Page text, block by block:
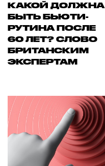
КАКОЙ ДОЛЖНА
БЫТЬ БЬЮТИ-
РУТИНА ПОСЛЕ
60 ЛЕТ? СЛОВО
БРИТАНСКИМ
ЭКСПЕРТАМ